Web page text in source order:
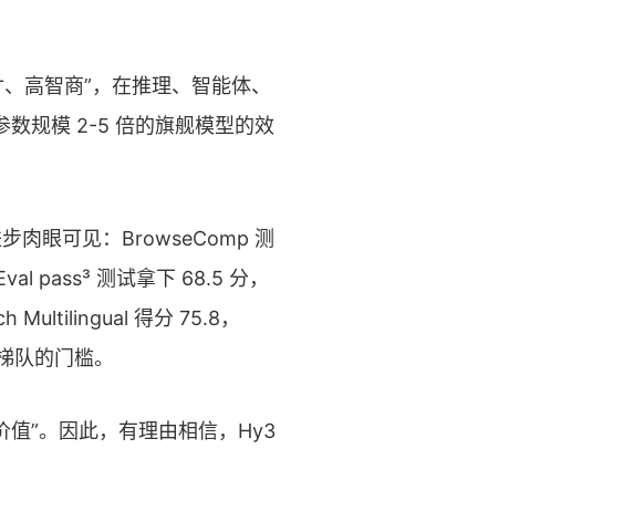
高智商”，在推理、智能体、
数规模 2-5 倍的旗舰模型的效
肉眼可见：BrowseComp 测
pass³ 测试拿下 68.5 分，
Multilingual 得分 75.8，
的门槛。
值”。因此，有理由相信，Hy3